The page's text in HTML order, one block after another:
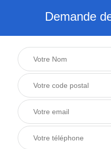
Demande